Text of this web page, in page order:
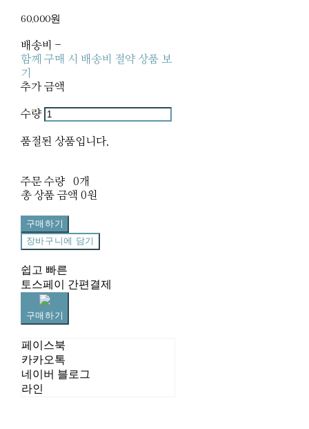
60,000원
배송비 -
함께 구매 시 배송비 절약 상품 보
기
추가 금액
수량
품절된 상품입니다.
주문 수량
0개
총 상품 금액 0원
구매하기
장바구니에 담기
쉽고 빠른
토스페이 간편결제
구매하기
페이스북
카카오톡
네이버 블로그
라인